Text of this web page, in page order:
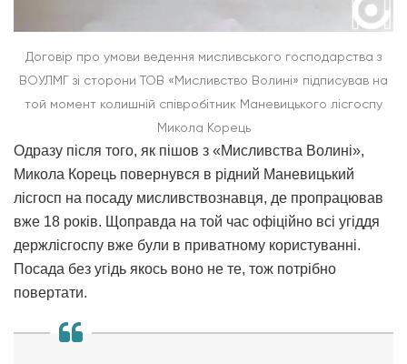
Договір про умови ведення мисливського господарства з
ВОУЛМГ зі сторони ТОВ «Мисливство Волині» підписував на
той момент колишній співробітник Маневицького лісгоспу
Микола Корець
Одразу після того, як пішов з «Мисливства Волині»,
Микола Корець повернувся в рідний Маневицький
лісгосп на посаду мисливствознавця, де пропрацював
вже 18 років. Щоправда на той час офіційно всі угіддя
держлісгоспу вже були в приватному користуванні.
Посада без угідь якось воно не те, тож потрібно
повертати.